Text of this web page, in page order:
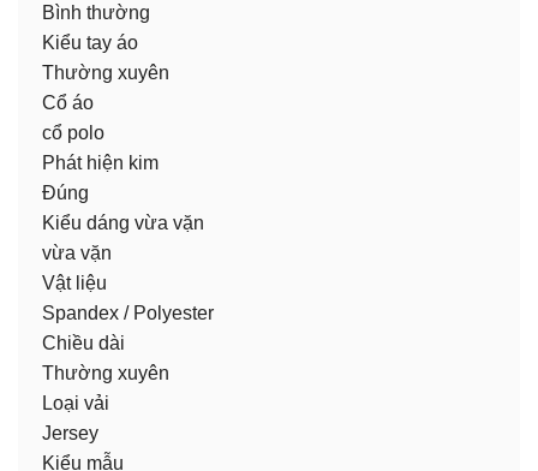
Bình thường
Kiểu tay áo
Thường xuyên
Cổ áo
cổ polo
Phát hiện kim
Đúng
Kiểu dáng vừa vặn
vừa vặn
Vật liệu
Spandex / Polyester
Chiều dài
Thường xuyên
Loại vải
Jersey
Kiểu mẫu